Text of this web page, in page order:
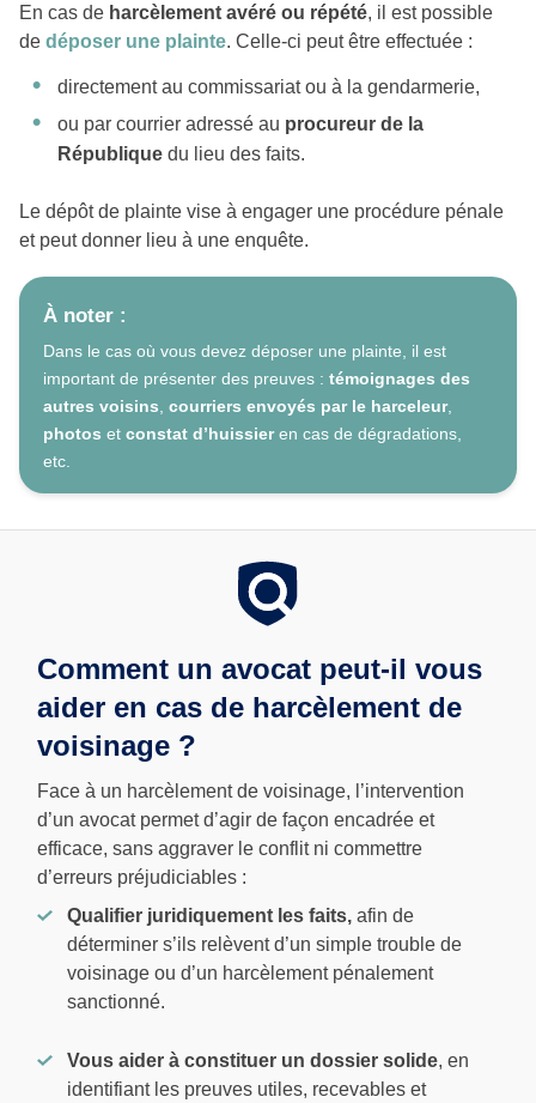
En cas de harcèlement avéré ou répété, il est possible
de déposer une plainte. Celle-ci peut être effectuée :
directement au commissariat ou à la gendarmerie,
ou par courrier adressé au procureur de la
République du lieu des faits.
Le dépôt de plainte vise à engager une procédure pénale
et peut donner lieu à une enquête.
À noter :
Dans le cas où vous devez déposer une plainte, il est
important de présenter des preuves : témoignages des
autres voisins courriers envoyés par le harceleur,
photos et constat d’huissieren cas de dégradations,
etc.
Comment un avocat peut-il vous
aider en cas de harcèlement de
voisinage ?
Face à un harcèlement de voisinage, l’intervention
d’un avocat permet d’agir de façon encadrée et
efficace, sans aggraver le conflit ni commettre
d’erreurs préjudiciables :
Qualifier juridiquement les faits, afin de
déterminer s’ils relèvent d’un simple trouble de
voisinage ou d’un harcèlement pénalement
sanctionné.
Vous aider à constituer un dossier solide, en
identifiant les preuves utiles, recevables et